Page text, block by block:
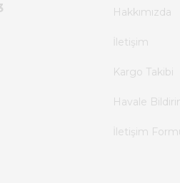
ve problemsiz geçti.
ve tedirgindim ama
Hakkımızda
İletişim
Kargo Takibi
Havale
İletişim